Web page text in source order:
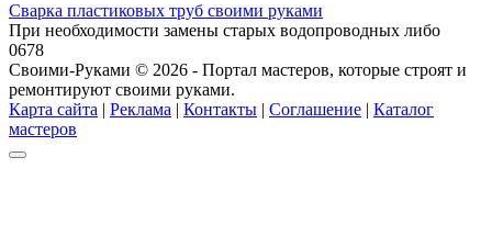
Сварка пластиковых труб своими руками
При необходимости замены старых водопроводных либо
0678
Своими-Руками © 2026 - Портал мастеров, которые строят и
ремонтируют своими руками.
Карта сайта | Реклама | Контакты | Соглашение | Каталог
мастеров